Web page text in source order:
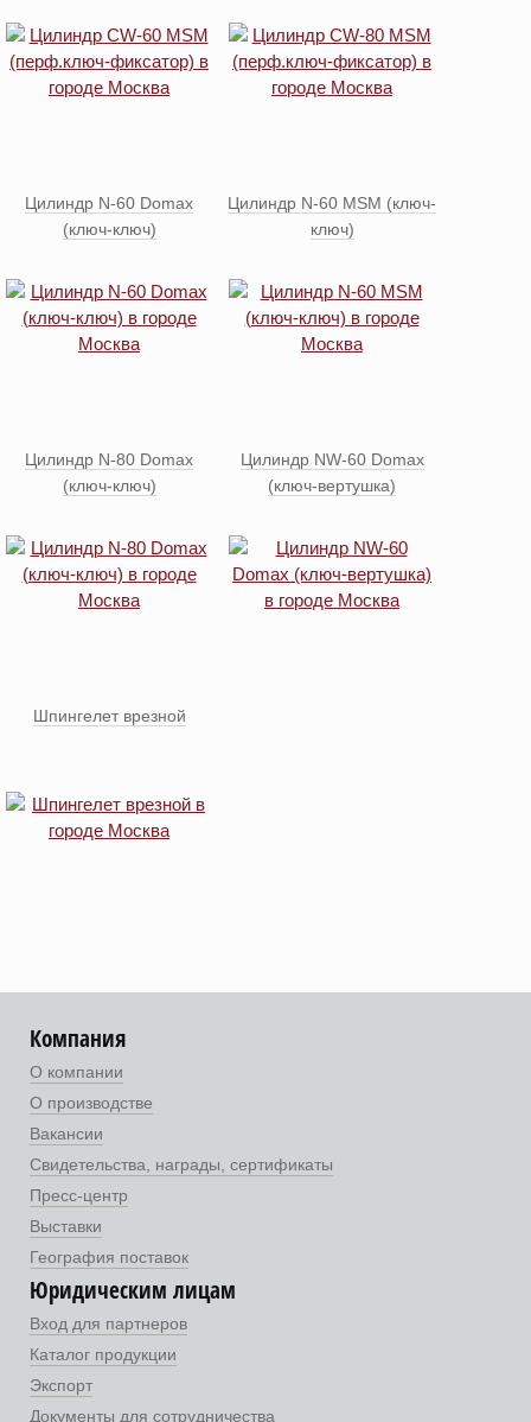
Цилиндр N-60 Domax
(ключ-ключ)
Цилиндр N-60 MSM (ключ-
ключ)
Цилиндр N-80 Domax
(ключ-ключ)
Цилиндр NW-60 Domax
(ключ-вертушка)
Шпингелет врезной
Компания
О компании
О производстве
Вакансии
Свидетельства, награды, сертификаты
Пресс-центр
Выставки
География поставок
Юридическим лицам
Вход для партнеров
Каталог продукции
Экспорт
Документы для сотрудничества